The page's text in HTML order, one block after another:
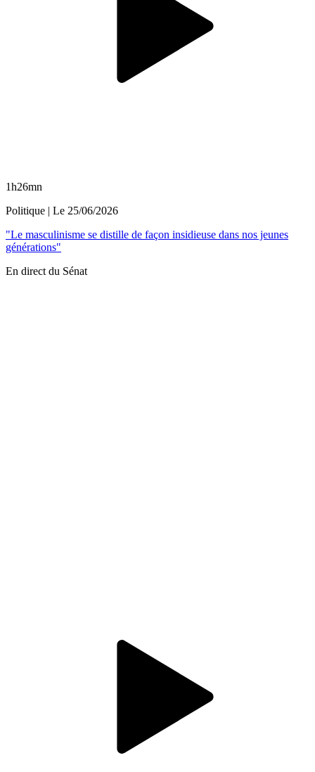
1h26mn
Politique | Le 25/06/2026
"Le masculinisme se distille de façon insidieuse dans nos jeunes
générations"
En direct du Sénat